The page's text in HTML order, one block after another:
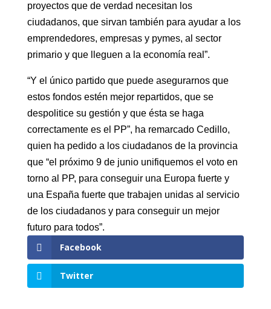
proyectos que de verdad necesitan los
ciudadanos, que sirvan también para ayudar a los
emprendedores, empresas y pymes, al sector
primario y que lleguen a la economía real”.
“Y el único partido que puede asegurarnos que
estos fondos estén mejor repartidos, que se
despolitice su gestión y que ésta se haga
correctamente es el PP”, ha remarcado Cedillo,
quien ha pedido a los ciudadanos de la provincia
que “el próximo 9 de junio unifiquemos el voto en
torno al PP, para conseguir una Europa fuerte y
una España fuerte que trabajen unidas al servicio
de los ciudadanos y para conseguir un mejor
futuro para todos”.
Facebook
Twitter